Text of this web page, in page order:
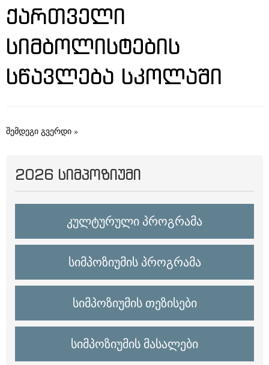
ᲥᲐᲠᲗᲕᲔᲚᲘ
ᲡᲘᲛᲑᲝᲚᲘᲡᲢᲔᲑᲘᲡ
ᲡᲬᲐᲕᲚᲔᲑᲐ ᲡᲙᲝᲚᲐᲨᲘ
შემდეგი გვერდი »
2026 ᲡᲘᲛᲞᲝᲖᲘᲣᲛᲘ
კულტურული პროგრამა
სიმპოზიუმის პროგრამა
სიმპოზიუმის თეზისები
სიმპოზიუმის მასალები